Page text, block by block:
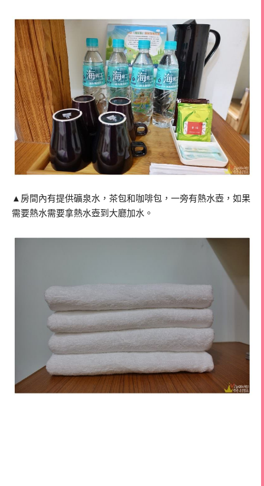
▲房間內有提供礦泉水，茶包和咖啡包，一旁有熱水壺，如果
需要熱水需要拿熱水壺到大廳加水。